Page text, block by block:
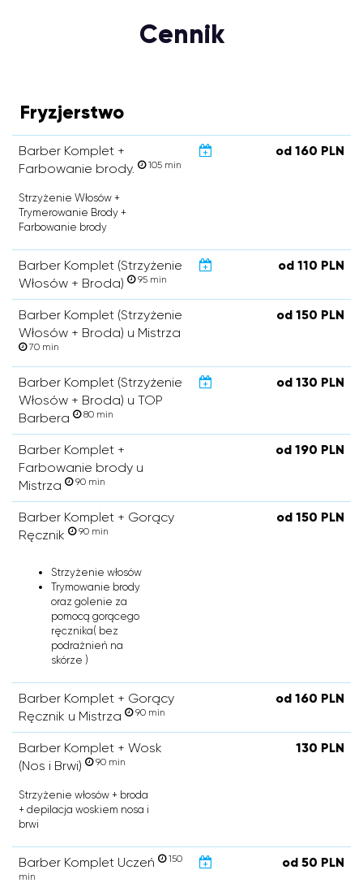
Cennik
Fryzjerstwo
Barber Komplet +
Farbowanie brody.
105 min
od 160 PLN
Strzyżenie Włosów +
Trymerowanie Brody +
Farbowanie brody
Barber Komplet (Strzyżenie
Włosów + Broda)
95 min
od 110 PLN
Barber Komplet (Strzyżenie
Włosów + Broda) u Mistrza
70 min
od 150 PLN
Barber Komplet (Strzyżenie
Włosów + Broda) u TOP
Barbera
80 min
od 130 PLN
Barber Komplet +
Farbowanie brody u
Mistrza
90 min
od 190 PLN
Barber Komplet + Gorący
Ręcznik
90 min
od 150 PLN
Strzyżenie włosów
Trymowanie brody
oraz golenie za
pomocą gorącego
ręcznika( bez
podrażnień na
skórze )
Barber Komplet + Gorący
Ręcznik u Mistrza
90 min
od 160 PLN
Barber Komplet + Wosk
(Nos i Brwi)
90 min
130 PLN
Strzyżenie włosów + broda
+ depilacja woskiem nosa i
brwi
Barber Komplet Uczeń
150
min
od 50 PLN